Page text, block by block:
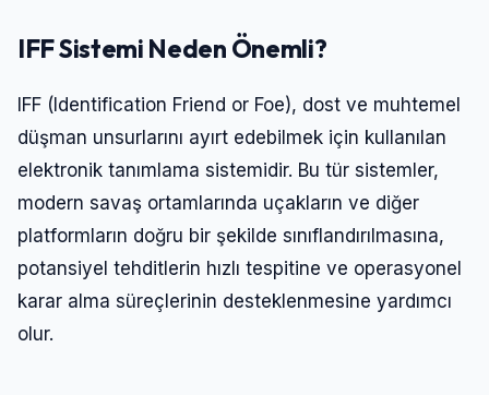
IFF Sistemi Neden Önemli?
IFF (Identification Friend or Foe), dost ve muhtemel
düşman unsurlarını ayırt edebilmek için kullanılan
elektronik tanımlama sistemidir. Bu tür sistemler,
modern savaş ortamlarında uçakların ve diğer
platformların doğru bir şekilde sınıflandırılmasına,
potansiyel tehditlerin hızlı tespitine ve operasyonel
karar alma süreçlerinin desteklenmesine yardımcı
olur.